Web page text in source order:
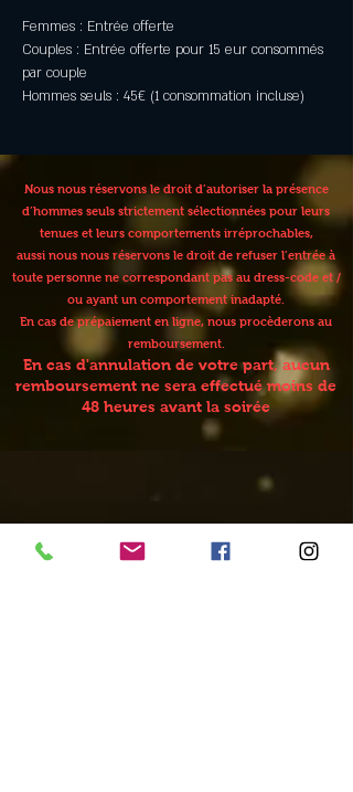
Femmes : Entrée offerte
Couples : Entrée offerte pour 15 eur consommés
par couple
Hommes seuls : 45€ (1 consommation incluse)
Nous nous réservons le droit d’autoriser la présence
d’hommes seuls strictement sélectionnées pour leurs
tenues et leurs comportements irréprochables,
aussi nous nous réservons le droit de refuser l’entrée à
toute personne ne correspondant pas au dress-code et /
ou ayant un comportement inadapté.
En cas de prépaiement en ligne, nous procèderons au
remboursement.
En cas d'annulation de votre part, aucun
remboursement ne sera effectué moins de
48 heures avant la soirée